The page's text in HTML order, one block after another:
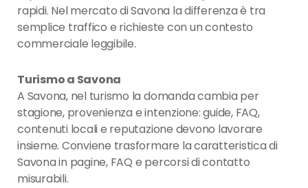
rapidi. Nel mercato di Savona la differenza è tra
semplice traffico e richieste con un contesto
commerciale leggibile.
Turismo a Savona
A Savona, nel turismo la domanda cambia per
stagione, provenienza e intenzione: guide, FAQ,
contenuti locali e reputazione devono lavorare
insieme. Conviene trasformare la caratteristica di
Savona in pagine, FAQ e percorsi di contatto
misurabili.